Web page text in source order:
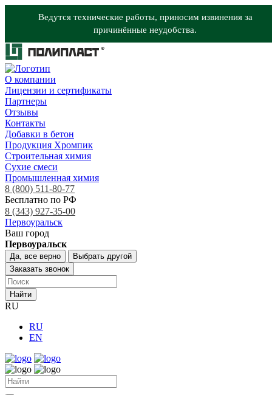
Ведутся технические работы, приносим извинения за
причинённые неудобства.
О компании
Лицензии и сертификаты
Партнеры
Отзывы
Контакты
Добавки в бетон
Продукция Хромпик
Строительная химия
Сухие смеси
Промышленная химия
8 (800) 511-80-77
Бесплатно по РФ
8 (343) 927-35-00
Первоуральск
Ваш город
Первоуральск
Да, все верно
Выбрать другой
Заказать звонок
Найти
RU
RU
EN